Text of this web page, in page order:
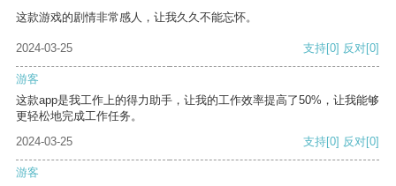
这款游戏的剧情非常感人，让我久久不能忘怀。
2024-03-25 支持[0] 反对[0]
游客
这款app是我工作上的得力助手，让我的工作效率提高了50%，让我能够
更轻松地完成工作任务。
2024-03-25
支持[0] 反对[0]
游客